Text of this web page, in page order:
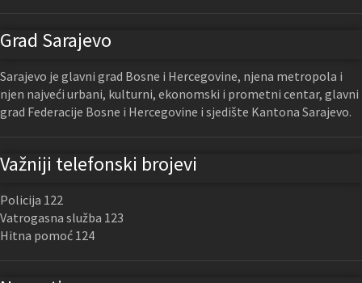
Grad Sarajevo
Sarajevo je glavni grad Bosne i Hercegovine, njena metropola i
njen najveći urbani, kulturni, ekonomski i prometni centar, glavni
grad Federacije Bosne i Hercegovine i sjedište Kantona Sarajevo.
Važniji telefonski brojevi
Policija 122
Vatrogasna služba 123
Hitna pomoć 124